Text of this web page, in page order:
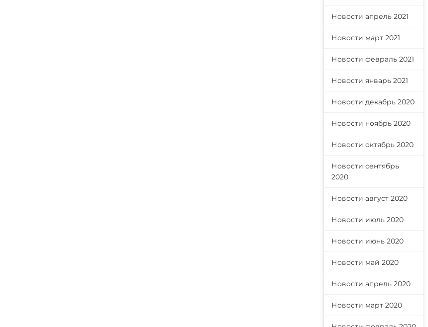
Новости апрель 2021
Новости март 2021
Новости февраль 2021
Новости январь 2021
Новости декабрь 2020
Новости ноябрь 2020
Новости октябрь 2020
Новости сентябрь
2020
Новости август 2020
Новости июль 2020
Новости июнь 2020
Новости май 2020
Новости апрель 2020
Новости март 2020